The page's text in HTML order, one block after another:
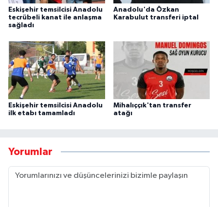
Eskişehir temsilcisi Anadolu
tecrübeli kanat ile anlaşma
sağladı
Anadolu'da Özkan
Karabulut transferi iptal
Eskişehir temsilcisi Anadolu
ilk etabı tamamladı
Mihalıççık'tan transfer
atağı
Yorumlar